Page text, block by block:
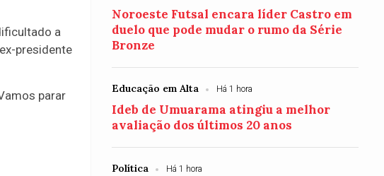
a
presidente
parar
Noroeste Futsal encara líder Castro em
duelo que pode mudar o rumo da Série
Bronze
Educação em Alta Há 1 hora
Ideb de Umuarama atingiu a melhor
avaliação dos últimos 20 anos
Política Há 1 hora